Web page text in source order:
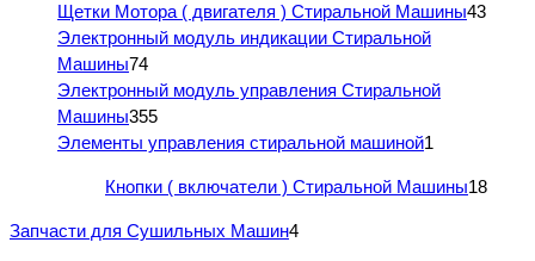
Щетки Мотора ( двигателя ) Стиральной Машины43
Электронный модуль индикации Стиральной
Машины74
Электронный модуль управления Стиральной
Машины355
Элементы управления стиральной машиной1
Кнопки ( включатели ) Стиральной Машины18
Запчасти для Сушильных Машин4